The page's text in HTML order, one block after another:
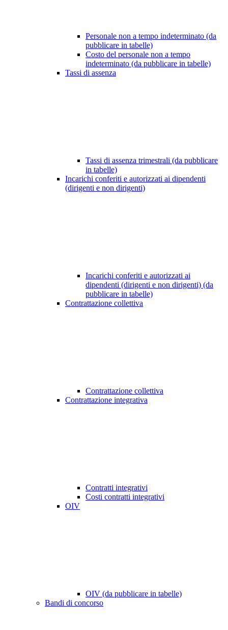
Personale non a tempo indeterminato (da
pubblicare in tabelle)
Costo del personale non a tempo
indeterminato (da pubblicare in tabelle)
Tassi di assenza
Tassi di assenza trimestrali (da pubblicare
in tabelle)
Incarichi conferiti e autorizzati ai dipendenti
(dirigenti e non dirigenti)
Incarichi conferiti e autorizzati ai
dipendenti (dirigenti e non dirigenti) (da
pubblicare in tabelle)
Contrattazione collettiva
Contrattazione collettiva
Contrattazione integrativa
Contratti integrativi
Costi contratti integrativi
OIV
OIV (da pubblicare in tabelle)
Bandi di concorso